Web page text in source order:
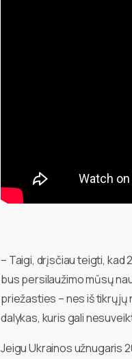
– Taigi, drįsčiau teigti, kad
bus persilaužimo mūsų
priežasties – nes iš tikrųjų
dalykas, kuris gali
Jeigu Ukrainos užnugaris